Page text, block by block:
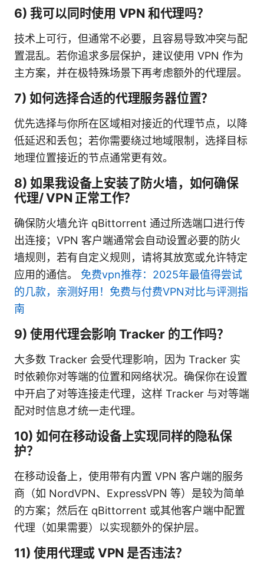
6) 我可以同时使用 VPN 和代理吗？
技术上可行，但通常不必要，且容易导致冲突与配
置混乱。若你追求多层保护，建议使用 VPN 作为
主方案，并在极特殊场景下再考虑额外的代理层。
7) 如何选择合适的代理服务器位置？
优先选择与你所在区域相对接近的代理节点，以降
低延迟和丢包；若你需要绕过地域限制，选择目标
地理位置接近的节点通常更有效。
8) 如果我设备上安装了防火墙，如何确保
代理/ VPN 正常工作？
确保防火墙允许 qBittorrent 通过所选端口进行传
出连接；VPN 客户端通常会自动设置必要的防火
墙规则，若有自定义规则，请将其放宽或允许特定
应用的通信。 免费vpn推荐：2025年最值得尝试
的几款，亲测好用！免费与付费VPN对比与评测指
南
9) 使用代理会影响 Tracker 的工作吗？
大多数 Tracker 会受代理影响，因为 Tracker 实
时依赖你对等端的位置和网络状况。确保你在设置
中开启了对等连接走代理，这样 Tracker 与对等端
配对时信息才统一走代理。
10) 如何在移动设备上实现同样的隐私保
护？
在移动设备上，使用带有内置 VPN 客户端的服务
商（如 NordVPN、ExpressVPN 等）是较为简单
的方案；然后在 qBittorrent 或其他客户端中配置
代理（如果需要）以实现额外的保护层。
11) 使用代理或 VPN 是否违法？